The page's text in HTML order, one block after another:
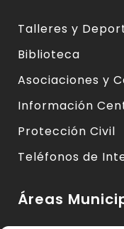
Talleres y
Biblioteca
Asociaciones y
Información
Protección Civil
Teléfonos de
Áreas